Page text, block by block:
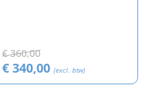
€ 360,00
€ 340,00 (excl. btw)